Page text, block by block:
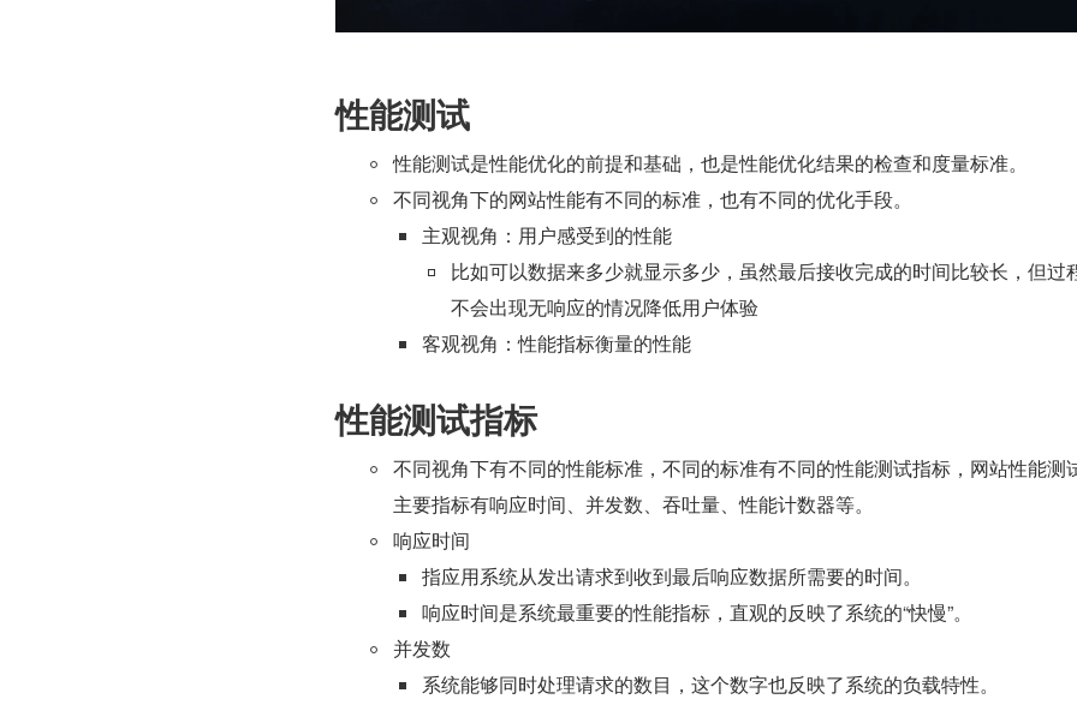
性能测试
性能测试是性能优化的前提和基础，也是性能优化结果的检查和度量标准。
不同视角下的网站性能有不同的标准，也有不同的优化手段。
主观视角：用户感受到的性能
比如可以数据来多少就显示多少，虽然最后接收完成的时间比较长，但过
不会出现无响应的情况降低用户体验
客观视角：性能指标衡量的性能
性能测试指标
不同视角下有不同的性能标准，不同的标准有不同的性能测试指标，网站性能测
主要指标有响应时间、并发数、吞吐量、性能计数器等。
响应时间
指应用系统从发出请求到收到最后响应数据所需要的时间。
响应时间是系统最重要的性能指标，直观的反映了系统的“快慢”。
并发数
系统能够同时处理请求的数目，这个数字也反映了系统的负载特性。